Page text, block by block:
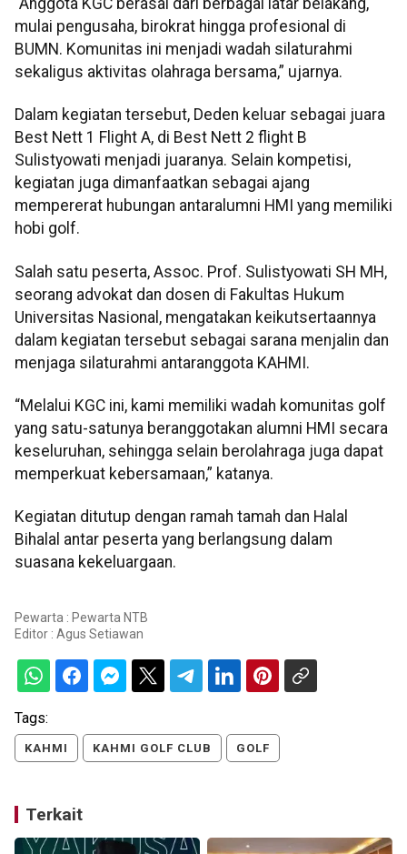
mulai pengusaha, birokrat hingga profesional di
BUMN. Komunitas ini menjadi wadah silaturahmi
sekaligus aktivitas olahraga bersama,” ujarnya.
Dalam kegiatan tersebut, Deden keluar sebagai juara
Best Nett 1 Flight A, di Best Nett 2 flight B
Sulistyowati menjadi juaranya. Selain kompetisi,
kegiatan juga dimanfaatkan sebagai ajang
mempererat hubungan antaralumni HMI yang memiliki
hobi golf.
Salah satu peserta, Assoc. Prof. Sulistyowati SH MH,
seorang advokat dan dosen di Fakultas Hukum
Universitas Nasional, mengatakan keikutsertaannya
dalam kegiatan tersebut sebagai sarana menjalin dan
menjaga silaturahmi antaranggota KAHMI.
“Melalui KGC ini, kami memiliki wadah komunitas golf
yang satu-satunya beranggotakan alumni HMI secara
keseluruhan, sehingga selain berolahraga juga dapat
memperkuat kebersamaan,” katanya.
Kegiatan ditutup dengan ramah tamah dan Halal
Bihalal antar peserta yang berlangsung dalam
suasana kekeluargaan.
Pewarta : Pewarta NTB
Editor : Agus Setiawan
Tags:
KAHMI KAHMI GOLF CLUB GOLF
Terkait